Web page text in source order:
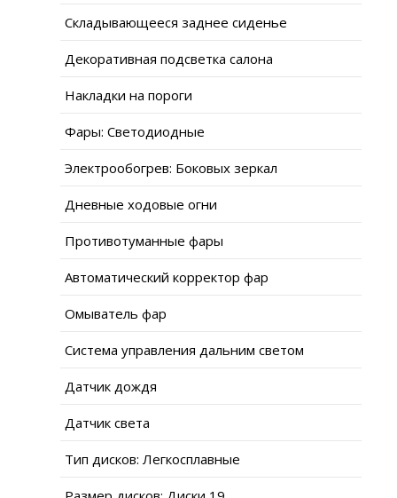
Складывающееся заднее сиденье
Декоративная подсветка салона
Накладки на пороги
Фары: Светодиодные
Электрообогрев: Боковых зеркал
Дневные ходовые огни
Противотуманные фары
Автоматический корректор фар
Омыватель фар
Система управления дальним светом
Датчик дождя
Датчик света
Тип дисков: Легкосплавные